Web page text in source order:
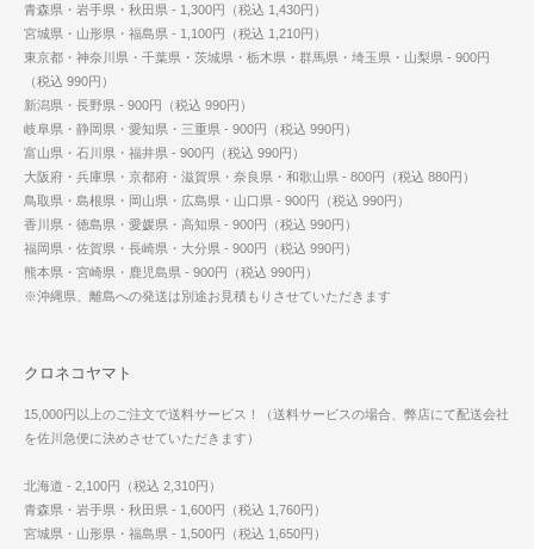
青森県・岩手県・秋田県 - 1,300円（税込 1,430円）
宮城県・山形県・福島県 - 1,100円（税込 1,210円）
東京都・神奈川県・千葉県・茨城県・栃木県・群馬県・埼玉県・山梨県 - 900円
（税込 990円）
新潟県・長野県 - 900円（税込 990円）
岐阜県・静岡県・愛知県・三重県 - 900円（税込 990円）
富山県・石川県・福井県 - 900円（税込 990円）
大阪府・兵庫県・京都府・滋賀県・奈良県・和歌山県 - 800円（税込 880円）
鳥取県・島根県・岡山県・広島県・山口県 - 900円（税込 990円）
香川県・徳島県・愛媛県・高知県 - 900円（税込 990円）
福岡県・佐賀県・長崎県・大分県 - 900円（税込 990円）
熊本県・宮崎県・鹿児島県 - 900円（税込 990円）
※沖縄県、離島への発送は別途お見積もりさせていただきます
クロネコヤマト
15,000円以上のご注文で送料サービス！（送料サービスの場合、弊店にて配送会社
を佐川急便に決めさせていただきます）
北海道 - 2,100円（税込 2,310円）
青森県・岩手県・秋田県 - 1,600円（税込 1,760円）
宮城県・山形県・福島県 - 1,500円（税込 1,650円）